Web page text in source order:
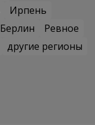
Ирпень
Берлин
Ревное
другие регионы